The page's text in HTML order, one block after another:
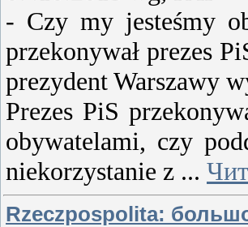
- Czy my jesteśmy
przekonywał prezes
prezydent Warszawy
Prezes PiS
obywatelami, czy
niekorzystanie z ...
Rzeczpospolita: